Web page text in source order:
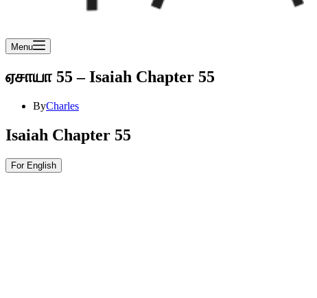
Menu
ஏசாயா 55 – Isaiah Chapter 55
ByCharles
Isaiah Chapter 55
For English